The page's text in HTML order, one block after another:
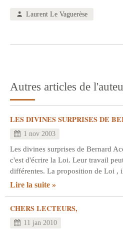
Laurent Le Vaguerèse
Autres articles de
LES DIVINES SURPRISES DE
1 nov 2003
Les divines surprises de Bernard
c'est d'écrire la Loi. Leur travail
différentes. La proposition de Loi ,
Lire la suite
CHERS LECTEURS,
11 jan 2010